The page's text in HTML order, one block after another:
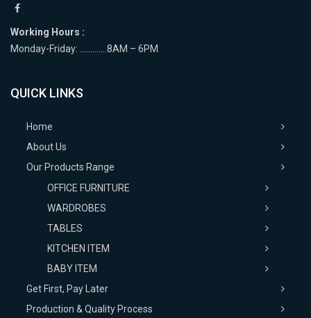
Working Hours :
Monday-Friday: ………….8AM – 6PM
QUICK LINKS
Home
About Us
Our Products Range
OFFICE FURNITURE
WARDROBES
TABLES
KITCHEN ITEM
BABY ITEM
Get First, Pay Later
Production & Quality Process